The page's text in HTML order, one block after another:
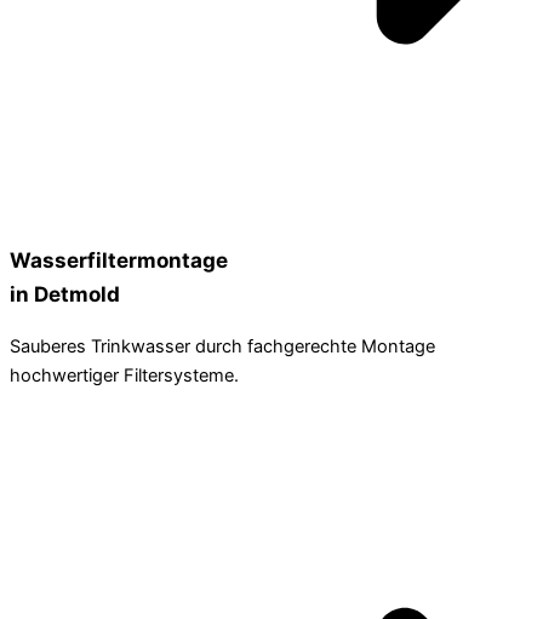
Wasserfiltermontage
in Detmold
Sauberes Trinkwasser durch fachgerechte Montage
hochwertiger Filtersysteme.